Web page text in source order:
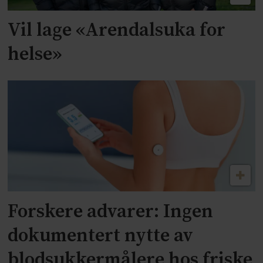
Vil lage «Arendalsuka for
helse»
Forskere advarer: Ingen
dokumentert nytte av